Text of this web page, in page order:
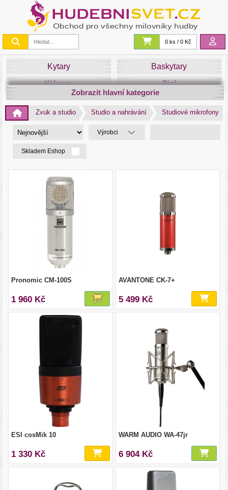
0 ks / 0 Kč
Kytary
Baskytary
Klávesy
Bicí
Smyčce
Dechy
Zvuk&Studio
Zobrazit hlavní kategorie
Zvuk a studio Studio a nahrávání Studiové mikrofony
Výrobci
Skladem Eshop
Pronomic CM-100S
1 960 Kč
AVANTONE CK-7+
5 499 Kč
ESI cosMik 10
1 330 Kč
WARM AUDIO WA-47jr
6 904 Kč